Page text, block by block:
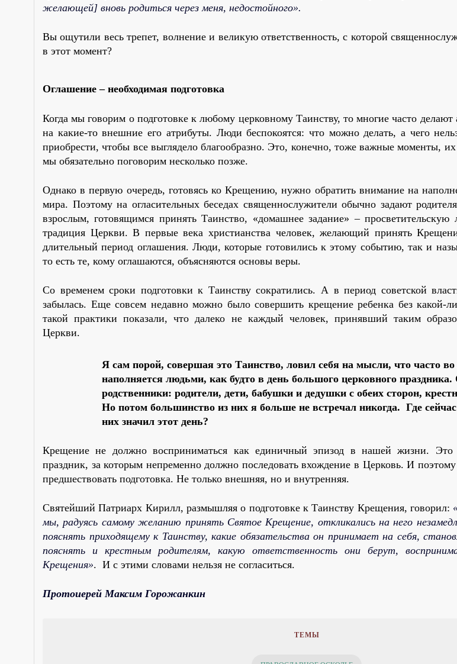
желающей] вновь родиться через меня, недостойного».
Вы ощутили весь трепет, волнение и великую ответственность, с которой
в этот момент?
Оглашение – необходимая подготовка
Когда мы говорим о подготовке к любому церковному Таинству, то многие часто делают
на какие-то внешние его атрибуты. Люди беспокоятся: что можно делать, а чего
приобрести, чтобы все выглядело благообразно. Это, конечно, тоже важные моменты,
мы обязательно поговорим несколько позже.
Однако в первую очередь, готовясь ко Крещению, нужно обратить внимание на
мира. Поэтому на огласительных беседах священнослужители обычно задают
взрослым, готовящимся принять Таинство, «домашнее задание» – просветительскую
традиция Церкви. В первые века христианства человек, желающий принять
длительный период оглашения. Люди, которые готовились к этому событию, так и
то есть те, кому оглашаются, объясняются основы веры.
Со временем сроки подготовки к Таинству сократились. А в период советской
забылась. Еще совсем недавно можно было совершить крещение ребенка без какой-
такой практики показали, что далеко не каждый человек, принявший таким
Церкви.
Я сам порой, совершая это Таинство, ловил себя на мысли, что часто
наполняется людьми, как будто в день большого церковного
родственники: родители, дети, бабушки и дедушки с обеих сторон,
Но потом большинство из них я больше не встречал никогда. Где
них значил этот день?
Крещение не должно восприниматься как единичный эпизод в нашей жизни. Это
праздник, за которым непременно должно последовать вхождение в Церковь. И
предшествовать подготовка. Не только внешняя, но и внутренняя.
Святейший Патриарх Кирилл, размышляя о подготовке к Таинству Крещения, говорил:
мы, радуясь самому желанию принять Святое Крещение, откликались на него
пояснять приходящему к Таинству, какие обязательства он принимает на себя,
пояснять и крестным родителям, какую ответственность они берут,
Крещения». И с этими словами нельзя не согласиться.
Протоиерей Максим Горожанкин
ТЕМЫ